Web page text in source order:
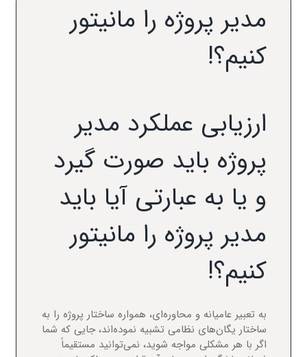
مدیر پروژه را مانیتور
کنیم؟!
ارزیابی عملکرد مدیر
پروژه باید صورت گیرد
و یا به عبارتی آیا باید
مدیر پروژه را مانیتور
کنیم؟!
به تعبیر عامیانه و محاوره‌ای، همواره ساختار پروژه را به
ساختار یگان‌های نظامی تشبیه نموده‌اند، جایی که شما
اگر با هر مشکلی مواجه شوید، نمی‌توانید مستقیماً